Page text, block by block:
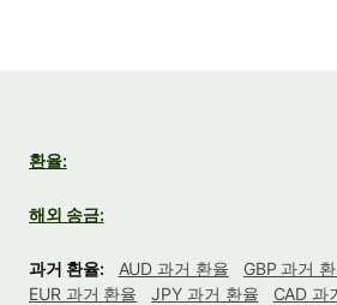
환율:
해외 송금:
과거 환율: AUD 과거 환율 GBP 과거
EUR 과거 환율
JPY 과거 환율
CAD 과